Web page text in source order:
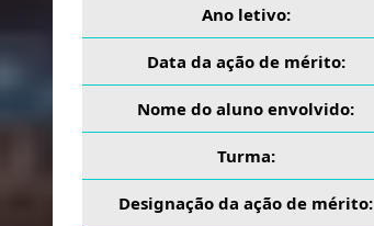
Ano letivo:
Data da ação de mérito:
Nome do aluno envolvido:
Turma:
Designação da ação de mérito: